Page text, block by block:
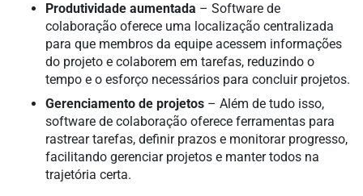
Produtividade aumentada – Software de
colaboração oferece uma localização centralizada
para que membros da equipe acessem informações
do projeto e colaborem em tarefas, reduzindo o
tempo e o esforço necessários para concluir projetos.
Gerenciamento de projetos – Além de tudo isso,
software de colaboração oferece ferramentas para
rastrear tarefas, definir prazos e monitorar progresso,
facilitando gerenciar projetos e manter todos na
trajetória certa.